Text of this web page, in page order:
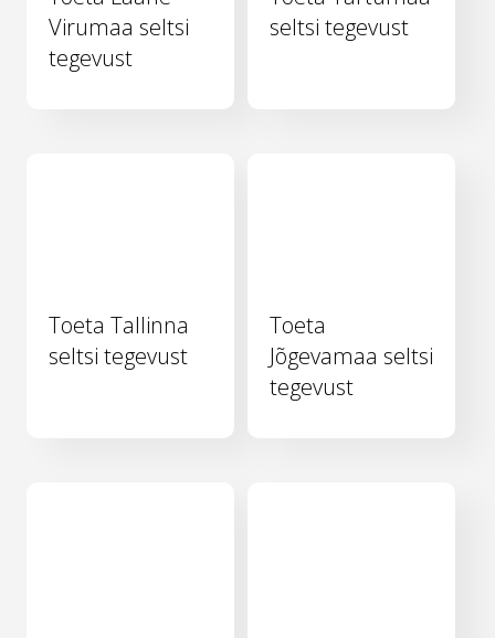
Virumaa seltsi
tegevust
seltsi tegevust
Toeta Tallinna
seltsi tegevust
Toeta
Jõgevamaa seltsi
tegevust